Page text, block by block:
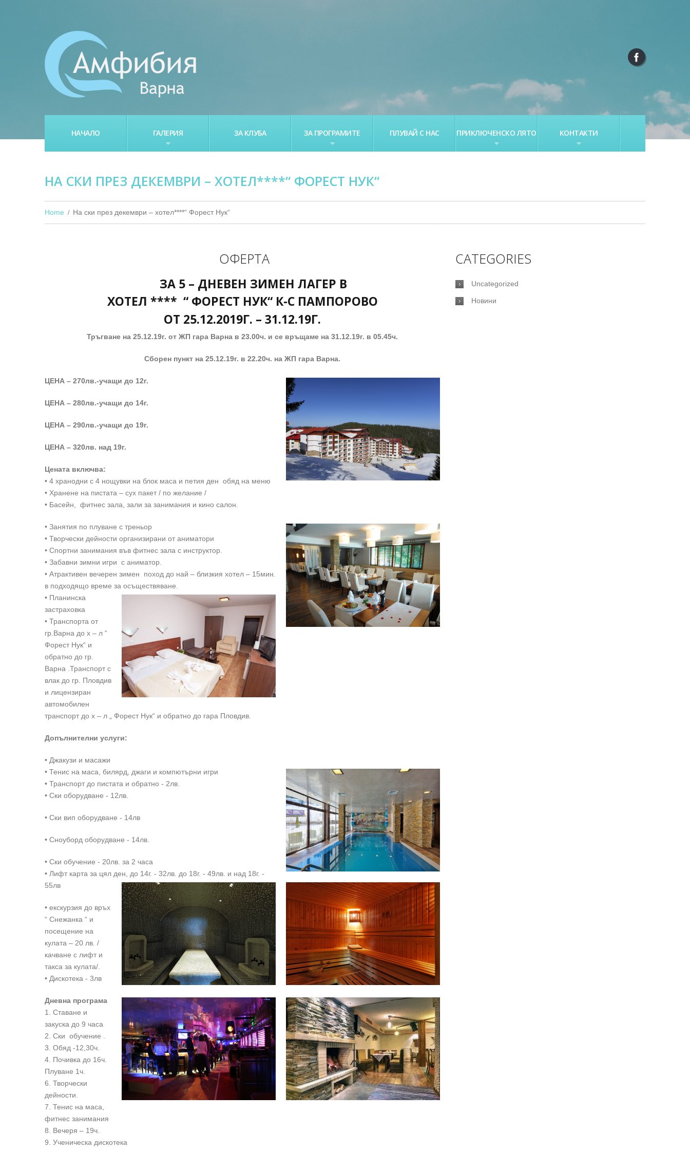
НАЧАЛО ГАЛЕРИЯ ЗА КЛУБА ЗА ПРОГРАМИТЕ ПЛУВАЙ С НАС ПРИКЛЮЧЕНСКО ЛЯТО КОНТАКТИ
НА СКИ ПРЕЗ ДЕКЕМВРИ – ХОТЕЛ****“ ФОРЕСТ НУК“
Home На ски през декември – хотел****“ Форест Нук“
ОФЕРТА
ЗА 5 – ДНЕВЕН ЗИМЕН ЛАГЕР В
ХОТЕЛ **** “ ФОРЕСТ НУК“ К-С ПАМПОРОВО
ОТ 25.12.2019Г. – 31.12.19Г.
Тръгване на 25.12.19г. от ЖП гара Варна в 23.00ч. и се връщаме на 31.12.19г. в 05.45ч.
Сборен пункт на 25.12.19г. в 22.20ч. на ЖП гара Варна.
ЦЕНА – 270лв.-учащи до 12г.
ЦЕНА – 280лв.-учащи до 14г.
ЦЕНА – 290лв.-учащи до 19г.
ЦЕНА – 320лв. над 19г.
Цената включва:
• 4 хранодни с 4 нощувки на блок маса и петия ден обяд на меню
• Хранене на пистата – сух пакет / по желание /
• Басейн, фитнес зала, зали за занимания и кино салон.
• Занятия по плуване с треньор
• Творчески дейности организирани от аниматори
• Спортни занимания във фитнес зала с инструктор.
• Забавни зимни игри с аниматор.
• Атрактивен вечерен зимен поход до най – близкия хотел – 15мин.
в подходящо време за осъществяване.
• Планинска
застраховка
• Транспорта от
гр.Варна до х – л “
Форест Нук“ и
обратно до гр.
Варна .Транспорт с
влак до гр. Пловдив
и лицензиран
автомобилен
транспорт до х – л „ Форест Нук“ и обратно до гара Пловдив.
Допълнителни услуги:
• Джакузи и масажи
• Тенис на маса, билярд, джаги и компютърни игри
• Транспорт до пистата и обратно - 2лв.
• Ски оборудване - 12лв.
• Ски вип оборудване - 14лв
• Сноуборд оборудване - 14лв.
• Ски обучение - 20лв. за 2 часа
• Лифт карта за цял ден, до 14г. - 32лв. до 18г. - 49лв. и над 18г. -
55лв
• екскурзия до връх
“ Снежанка “ и
посещение на
кулата – 20 лв. /
качване с лифт и
такса за кулата/.
• Дискотека - 3лв
Дневна програма
1. Ставане и
закуска до 9 часа
2. Ски обучение .
3. Обяд -12,30ч.
4. Почивка до 16ч.
Плуване 1ч.
6. Творчески
дейности.
7. Тенис на маса,
фитнес занимания
8. Вечеря – 19ч.
9. Ученическа дискотекa
CATEGORIES
Uncategorized
Новини